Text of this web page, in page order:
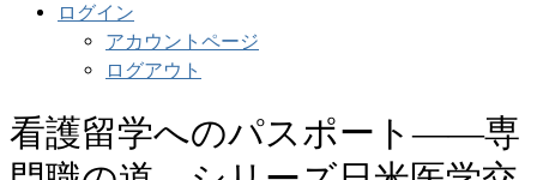
ログイン
アカウントページ
ログアウト
看護留学へのパスポート――専